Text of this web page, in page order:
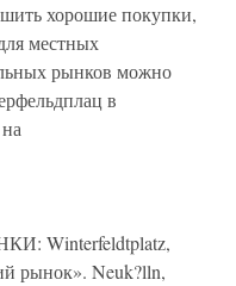
хорошие покупки,
местных
рынков можно
в
Winterfeldtplatz,
рынок». Neuk?lln,